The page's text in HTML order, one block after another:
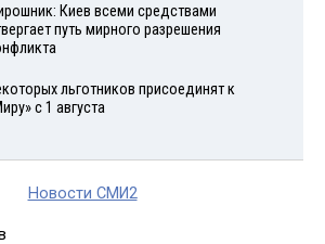
Киев всеми средствами
путь мирного разрешения
льготников присоединят к
с 1 августа
Новости СМИ2